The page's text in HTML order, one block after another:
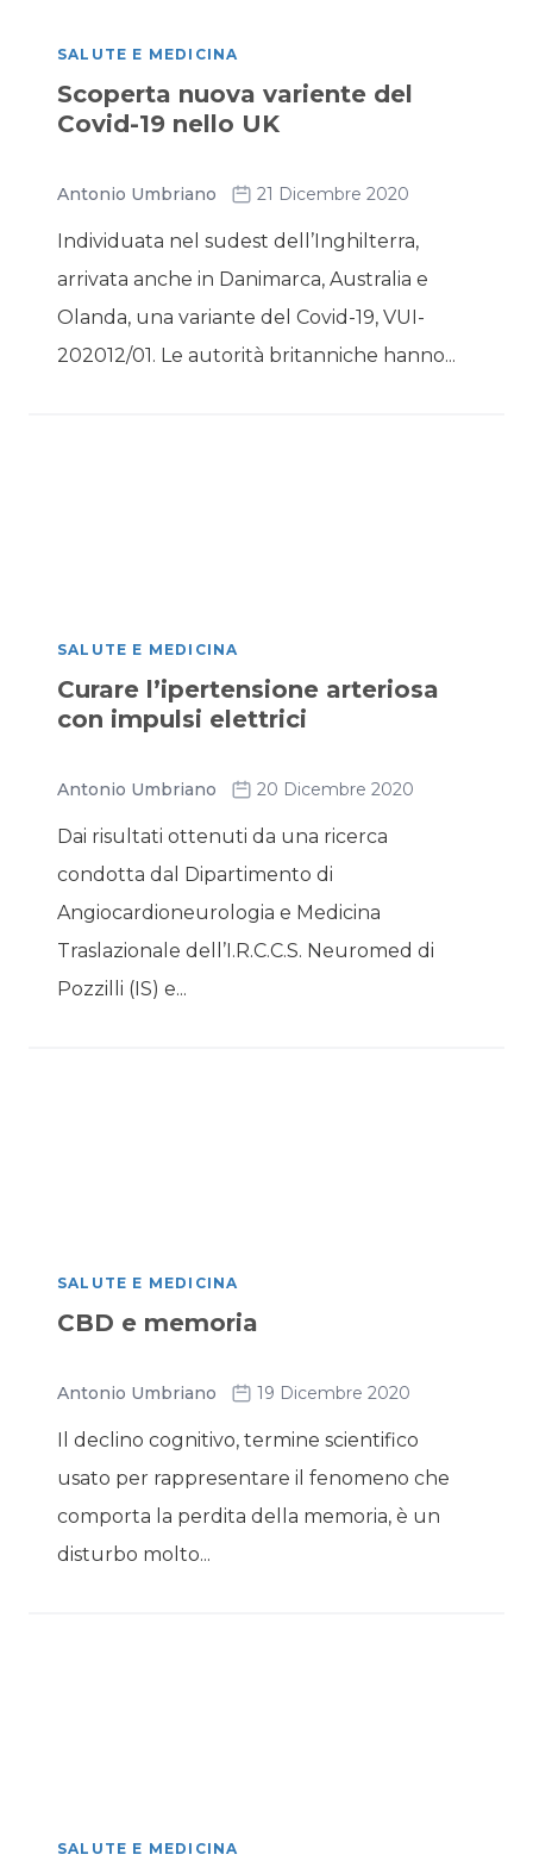
SALUTE E MEDICINA
Scoperta nuova variente del
Covid-19 nello UK
Antonio Umbriano 21 Dicembre 2020
Individuata nel sudest dell’Inghilterra,
arrivata anche in Danimarca, Australia e
Olanda, una variante del Covid-19, VUI-
202012/01. Le autorità britanniche hanno...
SALUTE E MEDICINA
Curare l’ipertensione arteriosa
con impulsi elettrici
Antonio Umbriano 20 Dicembre 2020
Dai risultati ottenuti da una ricerca
condotta dal Dipartimento di
Angiocardioneurologia e Medicina
Traslazionale dell’I.R.C.C.S. Neuromed di
Pozzilli (IS) e...
SALUTE E MEDICINA
CBD e memoria
Antonio Umbriano 19 Dicembre 2020
Il declino cognitivo, termine scientifico
usato per rappresentare il fenomeno che
comporta la perdita della memoria, è un
disturbo molto...
SALUTE E MEDICINA